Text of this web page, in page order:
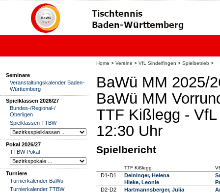
Home > Vereine > VfL Sindelfingen > Spielbetrieb >
Seminare
Veranstaltungskalender Baden-
Württemberg
Spielklassen 2026/27
Bundes-/Regional-/
Oberligen
Spielklassen TTBW
Pokal 2026/27
TTBW Pokal
Turniere
Turnierkalender BaWü
Turnierkalender TTBW
BaWü MM 2025/
BaWü MM
TTF Kißlegg -
12:30 Uhr
Spielbericht
TTF Kißlegg
D1-D1
Deininger, Helena
Hieke, Leonie
D2-D2
Hartmannsberger, Julia